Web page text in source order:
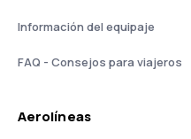
Información del equipaje
FAQ - Consejos para viajeros
Aerolíneas